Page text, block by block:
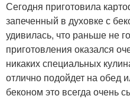
Сегодня приготовила
запеченный в духовке с
удивилась, что раньше не
приготовления оказался
никаких специальных
отлично подойдет на обед
беконом это всегда очень